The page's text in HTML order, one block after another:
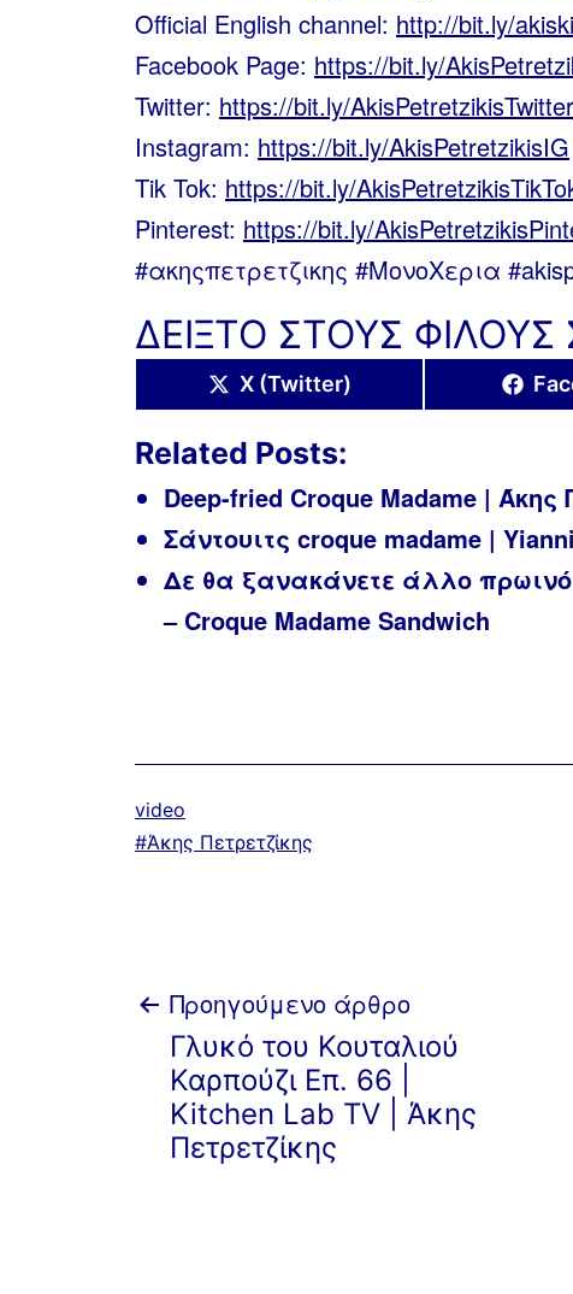
Official English channel: http://bit.ly/
Facebook Page: https://bit.ly/
Twitter: https://bit.ly/AkisPetretzikisTwitter
Instagram: https://bit.ly/AkisPetretzikisIG
Tik Tok: https://bit.ly/
Pinterest: https://bit.ly/
#ακηςπετρετζικης #ΜονοΧερια
ΔΕΙΞΤΟ ΣΤΟΥΣ ΦΙΛΟΥΣ
Share
on
X (Twitter)
on
Related Posts:
Deep-fried Croque Madame | Άκης
Σάντουιτς croque madame |
Δε θα ξανακάνετε άλλο
– Croque Madame Sandwich
Κατηγοριοποιημένα
ως
video
ΜεΆκης Πετρετζίκης
Πλοήγηση
άρθρων
Προηγούμενο άρθρο
Γλυκό του Κουταλιού
Καρπούζι Επ. 66 |
Kitchen Lab TV | Άκης
Πετρετζίκης